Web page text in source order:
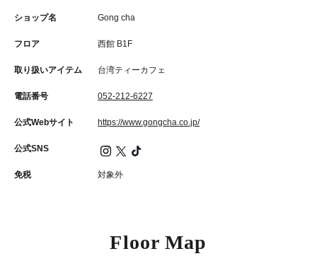
ショップ名 Gong cha
フロア 西館 B1F
取り扱いアイテム 台湾ティーカフェ
電話番号 052-212-6227
公式Webサイト https://www.gongcha.co.jp/
公式SNS
免税 対象外
Floor Map